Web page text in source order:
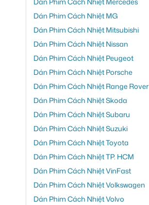
Dán Phim Cách Nhiệt MG
Dán Phim Cách Nhiệt Mitsubishi
Dán Phim Cách Nhiệt Nissan
Dán Phim Cách Nhiệt Peugeot
Dán Phim Cách Nhiệt Porsche
Dán Phim Cách Nhiệt Range Rover
Dán Phim Cách Nhiệt Skoda
Dán Phim Cách Nhiệt Subaru
Dán Phim Cách Nhiệt Suzuki
Dán Phim Cách Nhiệt Toyota
Dán Phim Cách Nhiệt TP. HCM
Dán Phim Cách Nhiệt VinFast
Dán Phim Cách Nhiệt Volkswagen
Dán Phim Cách Nhiệt Volvo